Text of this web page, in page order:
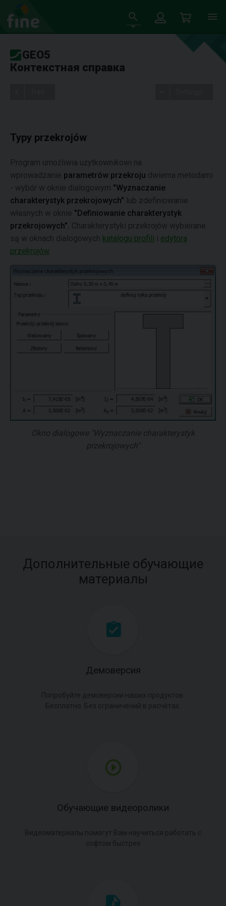
GEO5
Контекстная справка
Typy przekrojów
Program umożliwia użytkownikowi na
wprowadzanie parametrów przekroju dwiema metodami
- wybór w oknie dialogowym "Wyznaczanie
charakterystyk przekrojowych" lub zdefiniowanie
własnych w oknie "Definiowanie charakterystyk
przekrojowych". Charakterystyki przekrojów wybierane
są w oknach dialogowych katalogu profili i edytora
przekrojów
Okno dialogowe "Wyznaczanie charakterystyk
przekrojowych"
Дополнительные обучающие
материалы
Демоверсия
Обучающие видеоролики